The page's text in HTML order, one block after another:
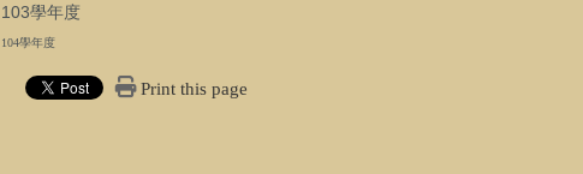
103學年度
104學年度
Print this page